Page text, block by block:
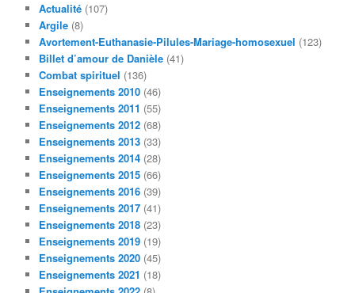
c
h
e
Actualité (107)
Argile (8)
Avortement-Euthanasie-Pilules-Mariage-homosexuel (123)
Billet d’amour de Danièle (41)
Combat spirituel (136)
Enseignements 2010 (46)
Enseignements 2011 (55)
Enseignements 2012 (68)
Enseignements 2013 (33)
Enseignements 2014 (28)
Enseignements 2015 (66)
Enseignements 2016 (39)
Enseignements 2017 (41)
Enseignements 2018 (23)
Enseignements 2019 (19)
Enseignements 2020 (45)
Enseignements 2021 (18)